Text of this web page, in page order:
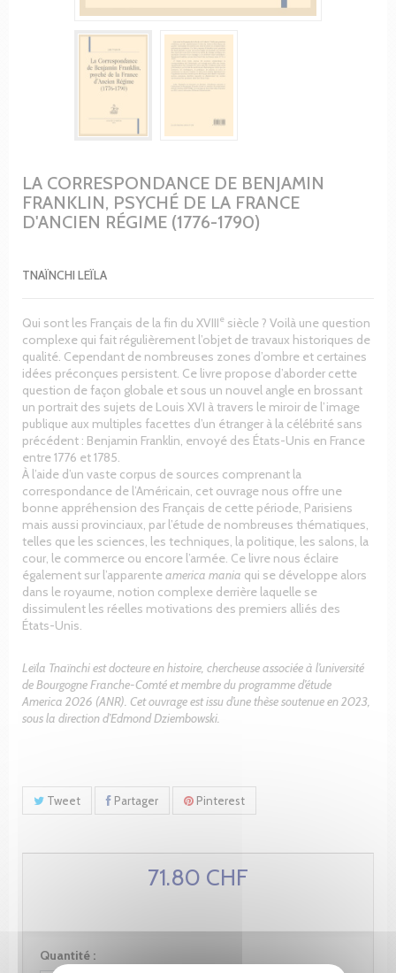
LA CORRESPONDANCE DE BENJAMIN
FRANKLIN, PSYCHÉ DE LA FRANCE
D'ANCIEN RÉGIME (1776-1790)
TNAÏNCHI LEÏLA
Qui sont les Français de la fin du XVIIIe siècle ? Voilà une question
complexe qui fait régulièrement l’objet de travaux historiques de
qualité. Cependant de nombreuses zones d’ombre et certaines
idées préconçues persistent. Ce livre propose d’aborder cette
question de façon globale et sous un nouvel angle en brossant
un portrait des sujets de Louis XVI à travers le miroir de l’image
publique aux multiples facettes d’un étranger à la célébrité sans
précédent : Benjamin Franklin, envoyé des États-Unis en France
entre 1776 et 1785.
À l’aide d’un vaste corpus de sources comprenant la
correspondance de l’Américain, cet ouvrage nous offre une
bonne appréhension des Français de cette période, Parisiens
mais aussi provinciaux, par l’étude de nombreuses thématiques,
telles que les sciences, les techniques, la politique, les salons, la
cour, le commerce ou encore l’armée. Ce livre nous éclaire
également sur l’apparenteamerica mania qui se développe alors
dans le royaume, notion complexe derrière laquelle se
dissimulent les réelles motivations des premiers alliés des
États-Unis.
Leïla Tnaïnchi est docteure en histoire, chercheuse associée à l’université
de Bourgogne Franche-Comté et membre du programme d’étude
America 2026 (ANR). Cet ouvrage est issu d’une thèse soutenue en 2023,
sous la direction d’Edmond Dziembowski.
Tweet Partager Pinterest
71.80 CHF
Quantité :